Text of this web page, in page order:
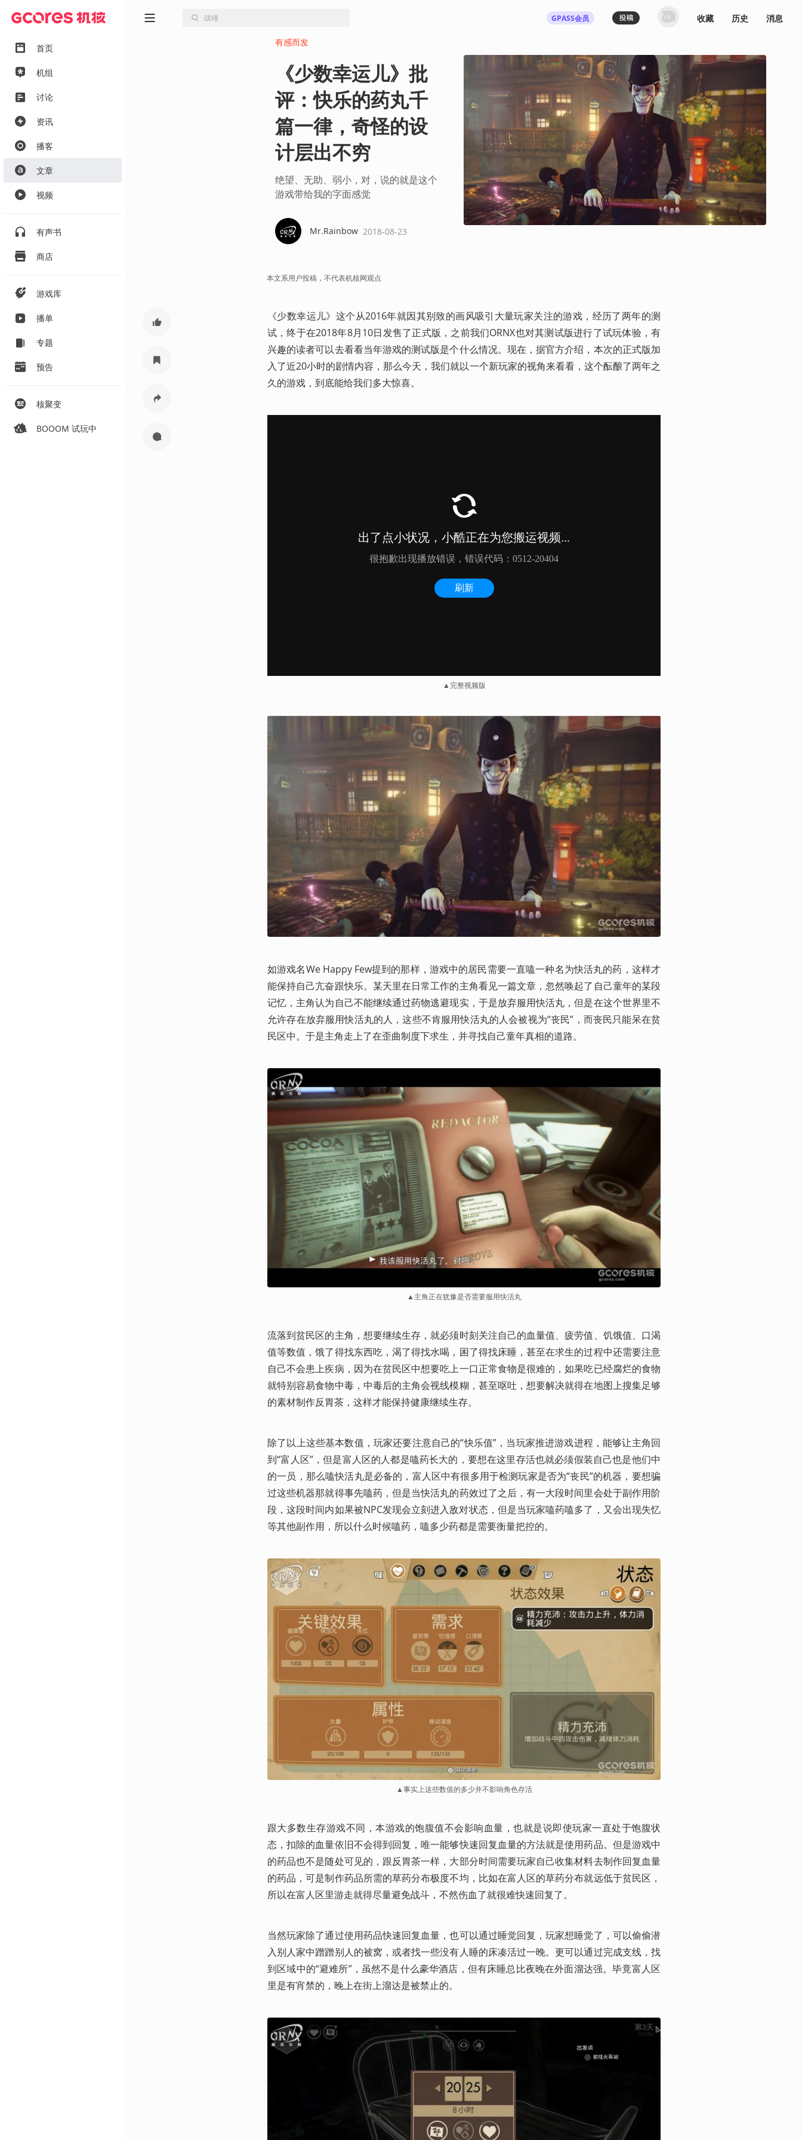
首页
机组
讨论
资讯
播客
文章
视频
有声书
商店
游戏库
播单
专题
预告
核聚变
BOOOM 试玩中
GPASS会员 收藏 历史 消息
有感而发
《少数幸运儿》批
评：快乐的药丸千
篇一律，奇怪的设
计层出不穷
绝望、无助、弱小，对，说的就是这个
游戏带给我的字面感觉
Mr.Rainbow 2018-08-23
本文系用户投稿，不代表机核网观点
《少数幸运儿》这个从2016年就因其别致的画风吸引大量玩家关注的游戏，经历了两年的测
试，终于在2018年8月10日发售了正式版，之前我们ORNX也对其测试版进行了试玩体验，有
兴趣的读者可以去看看当年游戏的测试版是个什么情况。现在，据官方介绍，本次的正式版加
入了近20小时的剧情内容，那么今天，我们就以一个新玩家的视角来看看，这个酝酿了两年之
久的游戏，到底能给我们多大惊喜。
▲完整视频版
如游戏名We Happy Few提到的那样，游戏中的居民需要一直嗑一种名为快活丸的药，这样才
能保持自己亢奋跟快乐。某天里在日常工作的主角看见一篇文章，忽然唤起了自己童年的某段
记忆，主角认为自己不能继续通过药物逃避现实，于是放弃服用快活丸，但是在这个世界里不
允许存在放弃服用快活丸的人，这些不肯服用快活丸的人会被视为“丧民”，而丧民只能呆在贫
民区中。于是主角走上了在歪曲制度下求生，并寻找自己童年真相的道路。
▲主角正在犹豫是否需要服用快活丸
流落到贫民区的主角，想要继续生存，就必须时刻关注自己的血量值、疲劳值、饥饿值、口渴
值等数值，饿了得找东西吃，渴了得找水喝，困了得找床睡，甚至在求生的过程中还需要注意
自己不会患上疾病，因为在贫民区中想要吃上一口正常食物是很难的，如果吃已经腐烂的食物
就特别容易食物中毒，中毒后的主角会视线模糊，甚至呕吐，想要解决就得在地图上搜集足够
的素材制作反胃茶，这样才能保持健康继续生存。
除了以上这些基本数值，玩家还要注意自己的“快乐值”，当玩家推进游戏进程，能够让主角回
到“富人区”，但是富人区的人都是嗑药长大的，要想在这里存活也就必须假装自己也是他们中
的一员，那么嗑快活丸是必备的，富人区中有很多用于检测玩家是否为“丧民”的机器，要想骗
过这些机器那就得事先嗑药，但是当快活丸的药效过了之后，有一大段时间里会处于副作用阶
段，这段时间内如果被NPC发现会立刻进入敌对状态，但是当玩家嗑药嗑多了，又会出现失忆
等其他副作用，所以什么时候嗑药，嗑多少药都是需要衡量把控的。
▲事实上这些数值的多少并不影响角色存活
跟大多数生存游戏不同，本游戏的饱腹值不会影响血量，也就是说即使玩家一直处于饱腹状
态，扣除的血量依旧不会得到回复，唯一能够快速回复血量的方法就是使用药品。但是游戏中
的药品也不是随处可见的，跟反胃茶一样，大部分时间需要玩家自己收集材料去制作回复血量
的药品，可是制作药品所需的草药分布极度不均，比如在富人区的草药分布就远低于贫民区，
所以在富人区里游走就得尽量避免战斗，不然伤血了就很难快速回复了。
当然玩家除了通过使用药品快速回复血量，也可以通过睡觉回复，玩家想睡觉了，可以偷偷潜
入别人家中蹭蹭别人的被窝，或者找一些没有人睡的床凑活过一晚。更可以通过完成支线，找
到区域中的“避难所”，虽然不是什么豪华酒店，但有床睡总比夜晚在外面溜达强。毕竟富人区
里是有宵禁的，晚上在街上溜达是被禁止的。